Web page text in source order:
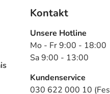
Kontakt
Unsere Hotline
Mo - Fr 9:00 - 18:00
Sa 9:00 - 13:00
Kundenservice
030 622 000 10